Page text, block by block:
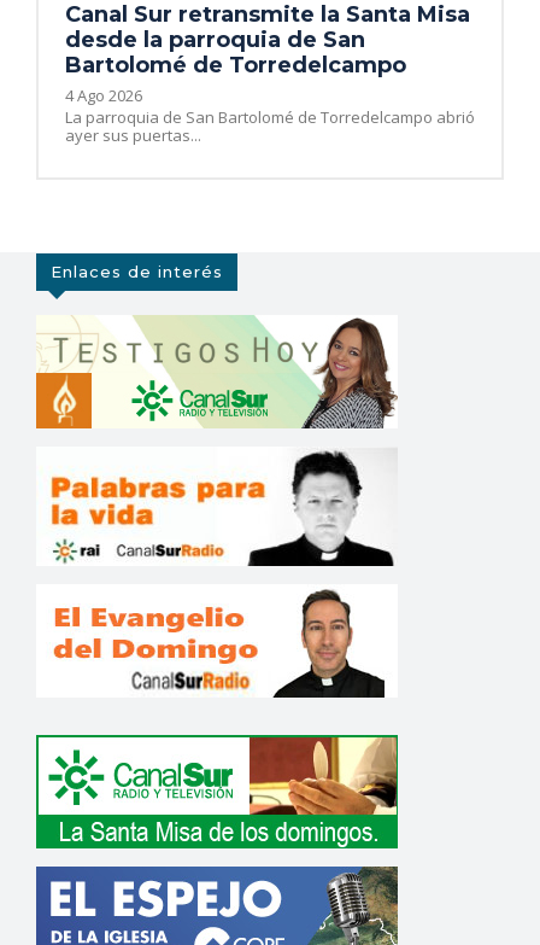
Canal Sur retransmite la Santa Misa
desde la parroquia de San
Bartolomé de Torredelcampo
4 Ago 2026
La parroquia de San Bartolomé de Torredelcampo abrió
ayer sus puertas...
Enlaces de interés